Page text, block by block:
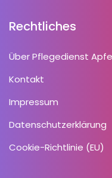
Rechtliches
Über Pflegedienst
Kontakt
Impressum
Datenschutzerklärung
Cookie-Richtlinie (EU)